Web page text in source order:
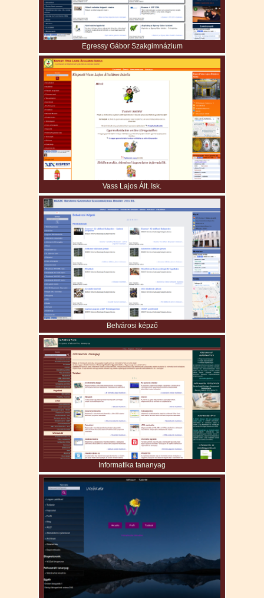
Egressy Gábor Szakgimnázium
Vass Lajos Ált. Isk.
Belvárosi képző
Informatika tananyag